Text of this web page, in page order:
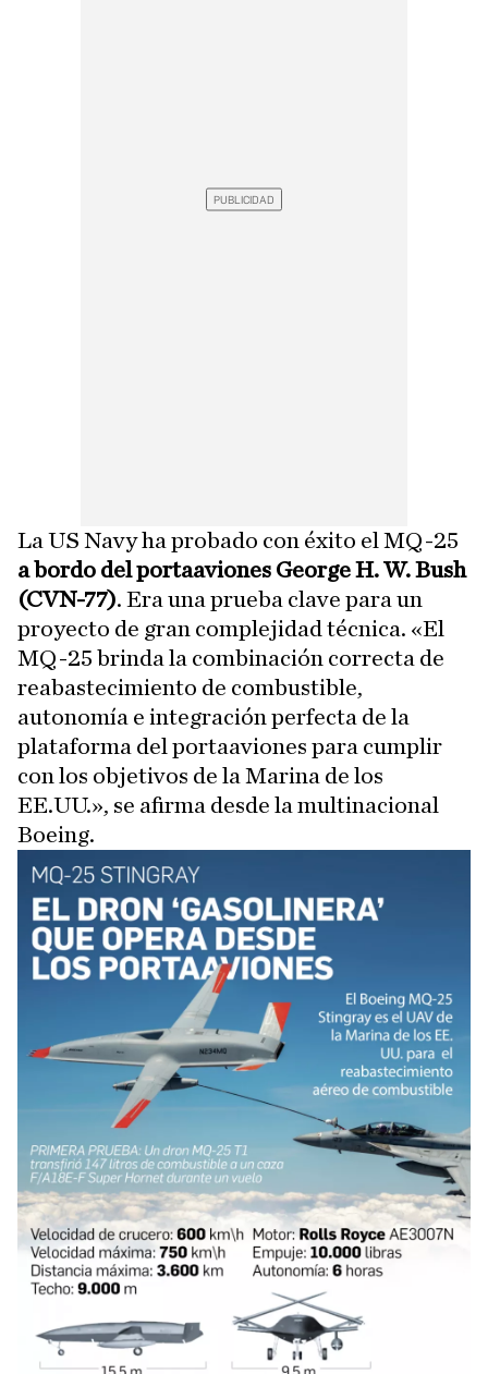
La US Navy ha probado con éxito el MQ-25
a bordo del portaaviones George H. W. Bush
(CVN-77). Era una prueba clave para un
proyecto de gran complejidad técnica. «El
MQ-25 brinda la combinación correcta de
reabastecimiento de combustible,
autonomía e integración perfecta de la
plataforma del portaaviones para cumplir
con los objetivos de la Marina de los
EE.UU.», se afirma desde la multinacional
Boeing.